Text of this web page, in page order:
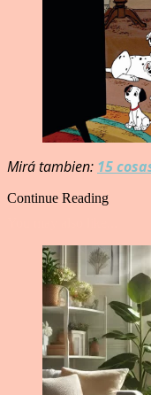
Mirá tambien: 15
Continue Reading